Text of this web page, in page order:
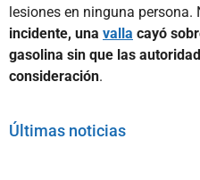
lesiones en ninguna persona.
incidente, una valla cayó
gasolina sin que las
consideración.
Últimas noticias